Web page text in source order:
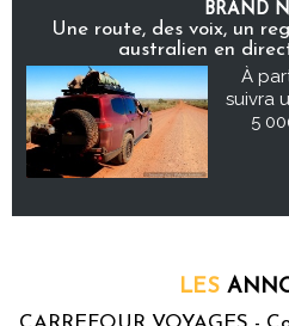
BRAND
Une route, des voix, un
australien en
À
suivra
5
LES